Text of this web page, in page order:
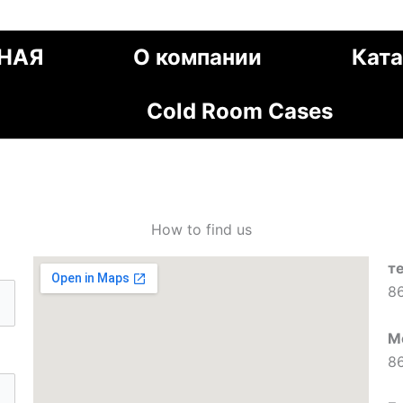
О компании
Cold Room Cases
How to find us